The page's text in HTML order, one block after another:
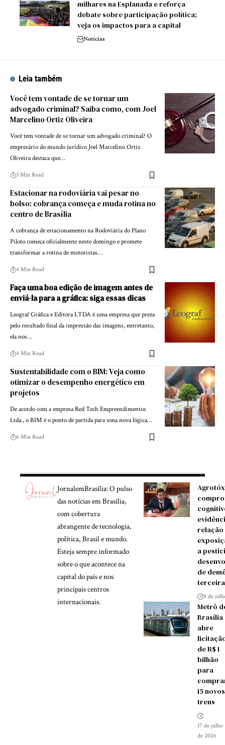
milhares na Esplanada e reforça
debate sobre participação política;
veja os impactos para a capital
Notícias
Leia também
Você tem vontade de se tornar um
advogado criminal? Saiba como, com Joel
Marcelino Ortiz Oliveira
Você tem vontade de se tornar um advogado criminal? O
empresário do mundo jurídico Joel Marcelino Ortiz
Oliveira destaca que…
3 Min Read
Estacionar na rodoviária vai pesar no
bolso: cobrança começa e muda rotina no
centro de Brasília
A cobrança de estacionamento na Rodoviária do Plano
Piloto começa oficialmente neste domingo e promete
transformar a rotina de motoristas…
4 Min Read
Faça uma boa edição de imagem antes de
enviá-la para a gráfica: siga essas dicas
Leograf Gráfica e Editora LTDA é uma empresa que preza
pelo resultado final da impressão das imagens, entretanto,
ela nos…
4 Min Read
Sustentabilidade com o BIM: Veja como
otimizar o desempenho energético em
projetos
De acordo com a empresa Red Tech Empreendimentos
Ltda., o BIM é o ponto de partida para uma nova lógica…
6 Min Read
JornalemBrasília: O pulso
das notícias em Brasília,
com cobertura
abrangente de tecnologia,
política, Brasil e mundo.
Esteja sempre informado
sobre o que acontece na
capital do país e nos
principais centros
internacionais.
a
de
8 de
Metrô
Brasília
abre
de R$ 1
bilhão
para
15 novos
trens
17 de julho
de 2026